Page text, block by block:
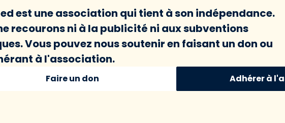
est une association qui tient à son indépendance.
recourons ni à la publicité ni aux subventions
Vous pouvez nous soutenir en faisant un don ou
à l'association.
Faire un don Adhérer à